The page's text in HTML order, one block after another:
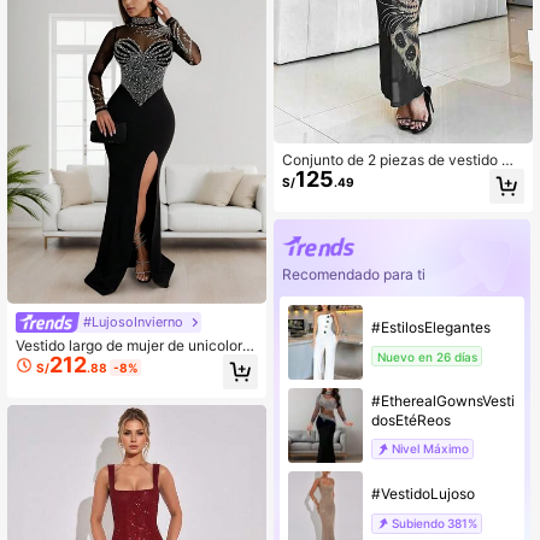
#LujosoInvierno
Vestido largo de mujer de unicolor c
on malla y adornos de strass, vestid
o de fiesta de vacaciones, vestido d
e formal negro para otoño
S/212.88 -8%
Conjunto de 2 piezas de vestido ma
xi ajustado elegante y sexy con cue
llo redondo, manga larga y transpar
S/125.49
Recomendado para ti
#EstilosElegantes
Nuevo en 26 días
#EtherealGownsVesti
dosEtéReos
Nivel Máximo
#VestidoLujoso
Subiendo 381%